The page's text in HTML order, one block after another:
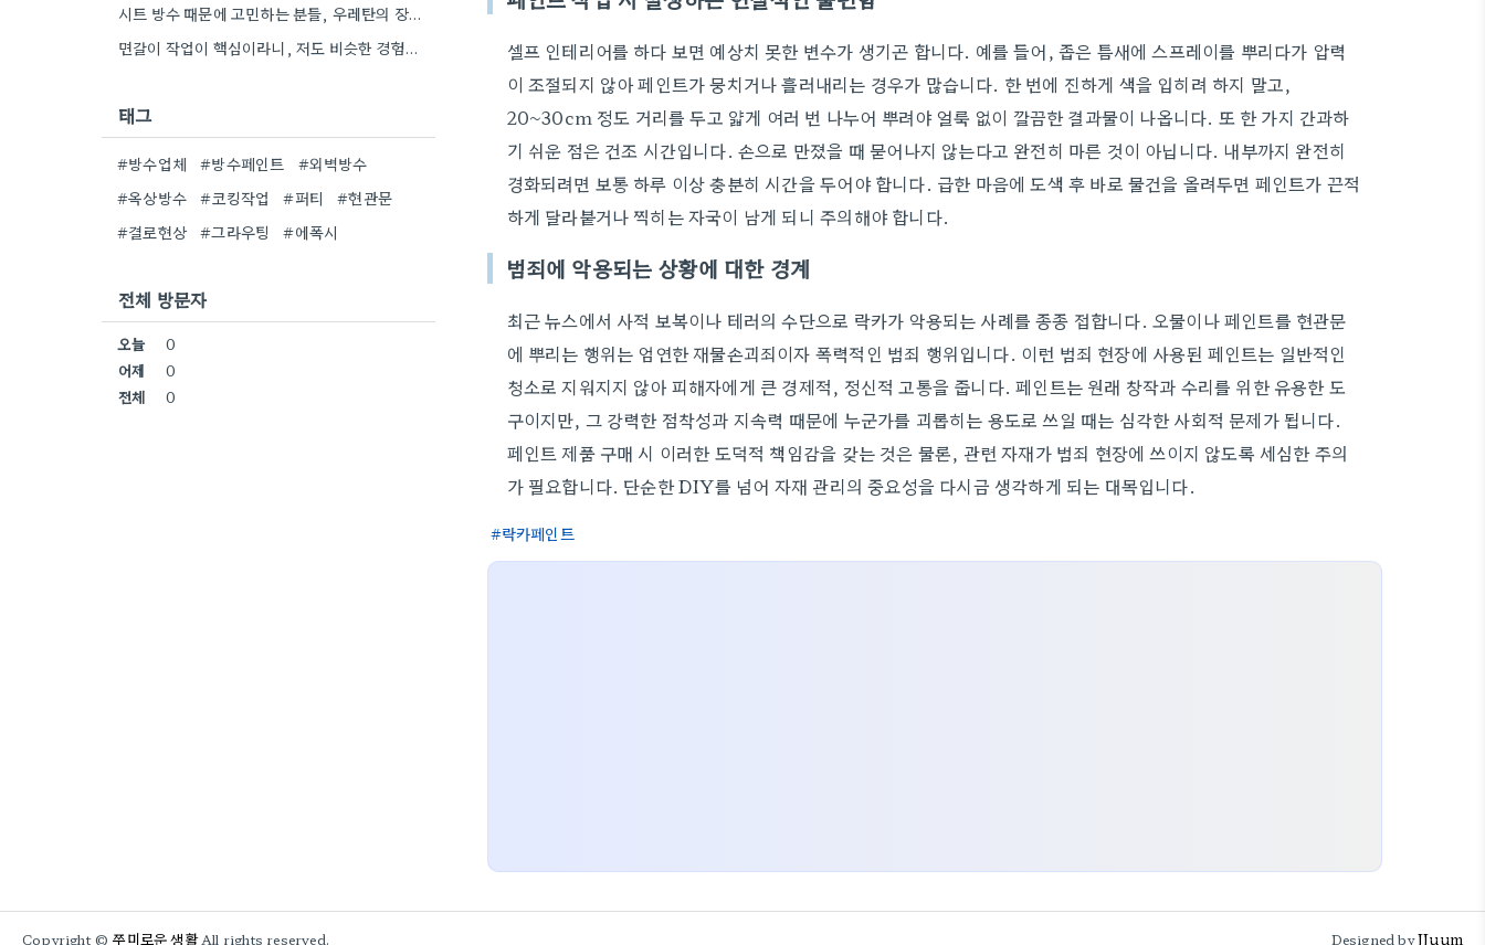
셀프 인테리어를 하다 보면 예상치 못한 변수가 생기곤 합니다. 예를 들어, 좁은 틈새에 스프레이를 뿌리다가 압력
이 조절되지 않아 페인트가 뭉치거나 흘러내리는 경우가 많습니다. 한 번에 진하게 색을 입히려 하지 말고,
20~30cm 정도 거리를 두고 얇게 여러 번 나누어 뿌려야 얼룩 없이 깔끔한 결과물이 나옵니다. 또 한 가지 간과하
기 쉬운 점은 건조 시간입니다. 손으로 만졌을 때 묻어나지 않는다고 완전히 마른 것이 아닙니다. 내부까지 완전히
경화되려면 보통 하루 이상 충분히 시간을 두어야 합니다. 급한 마음에 도색 후 바로 물건을 올려두면 페인트가 끈적
하게 달라붙거나 찍히는 자국이 남게 되니 주의해야 합니다.
범죄에 악용되는 상황에 대한 경계
최근 뉴스에서 사적 보복이나 테러의 수단으로 락카가 악용되는 사례를 종종 접합니다. 오물이나 페인트를 현관문
에 뿌리는 행위는 엄연한 재물손괴죄이자 폭력적인 범죄 행위입니다. 이런 범죄 현장에 사용된 페인트는 일반적인
청소로 지워지지 않아 피해자에게 큰 경제적, 정신적 고통을 줍니다. 페인트는 원래 창작과 수리를 위한 유용한 도
구이지만, 그 강력한 점착성과 지속력 때문에 누군가를 괴롭히는 용도로 쓰일 때는 심각한 사회적 문제가 됩니다.
페인트 제품 구매 시 이러한 도덕적 책임감을 갖는 것은 물론, 관련 자재가 범죄 현장에 쓰이지 않도록 세심한 주의
가 필요합니다. 단순한 DIY를 넘어 자재 관리의 중요성을 다시금 생각하게 되는 대목입니다.
락카페인트
시트 방수 때문에 고민하는 분들, 우레탄의 장단점을 꼼꼼히 비교해보는 게 중요할 것 같아요. 유지보수 측면에서…
면갈이 작업이 핵심이라니, 저도 비슷한 경험이 있어서 그런 것 같아요. 꼼꼼하게 뜯어내는 게 정말 중요하겠어요.
태그
#방수업체 #방수페인트
#외벽방수
#옥상방수
#코킹작업 #퍼티
#현관문
#결로현상
#그라우팅 #에폭시
전체 방문자
오늘
0
어제
0
전체
0
Copyright ©쭈미로운 생활All rights reserved. Designed byJJuum